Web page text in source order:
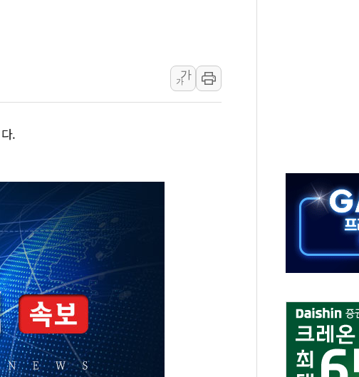
인천 선재도 갯벌서 해루질 중 실종 60대 나흘만에 숨진 채
인천서 말다툼 중 어머니 흉기 살해 10대 아들 체포
연일 폭염에 온열질환 사망 23명…정부, 비상대응기구 가
中 전방위 아파트 부양, 수도 베이징도 부동산 규제 철폐
인제 용대리 계곡서 수위 상승으로 피서객 7명 고립…전원
동해시, 11~14일 '별똥별 멍' 운영…페르세우스 유성우 관
가
가
.